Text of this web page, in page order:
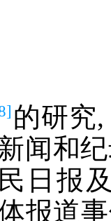
的研究
闻和
日报
报道